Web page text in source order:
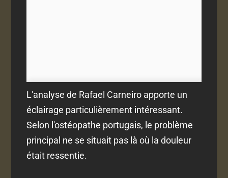
L'analyse de Rafael Carneiro apporte un
éclairage particulièrement intéressant.
Selon l'ostéopathe portugais, le problème
principal ne se situait pas là où la douleur
était ressentie.